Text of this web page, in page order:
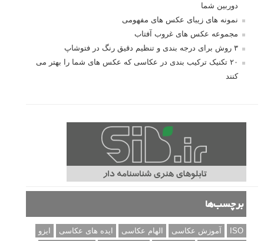
دوربین شما
نمونه های زیبای عکس های مفهومی
مجموعه عکس های غروب آفتاب
۳ روش برای درجه بندی و تنظیم دقیق رنگ در فتوشاپ
۲۰ تکنیک ترکیب بندی در عکاسی که عکس های شما را بهتر می
کنند
برچسب‌ها
ISO آموزش عکاسی الهام عکاسی ایده های عکاسی
ایزو